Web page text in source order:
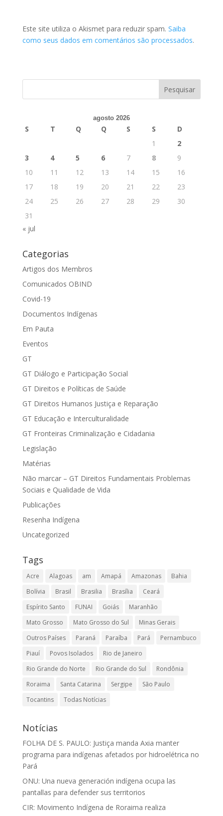
Este site utiliza o Akismet para reduzir spam. Saiba
como seus dados em comentários são processados.
agosto 2026
S T Q Q S S
D
1
2
3
4 5 6 7 8
9
10
11 12 13 14 15
16
17
18 19 20 21 22
23
24
25 26 27 28 29
30
31
« jul
Categorias
Artigos dos Membros
Comunicados OBIND
Covid-19
Documentos Indígenas
Em Pauta
Eventos
GT
GT Diálogo e Participação Social
GT Direitos e Políticas de Saúde
GT Direitos Humanos Justiça e Reparação
GT Educação e Interculturalidade
GT Fronteiras Criminalização e Cidadania
Legislação
Matérias
Não marcar – GT Direitos Fundamentais Problemas
Sociais e Qualidade de Vida
Publicações
Resenha Indígena
Uncategorized
Tags
Acre Alagoas am Amapá Amazonas
Bahia
Bolívia
Brasil Brasilia Brasília
Ceará
Espírito Santo
FUNAI Goiás
Maranhão
Mato Grosso
Mato Grosso do Sul
Minas Gerais
Outros Países
Paraná Paraíba Pará
Pernambuco
Piauí
Povos Isolados
Rio de Janeiro
Rio Grande do Norte
Rio Grande do Sul
Rondônia
Roraima
Santa Catarina Sergipe
São Paulo
Tocantins
Todas Notícias
Notícias
FOLHA DE S. PAULO: Justiça manda Axia manter
programa para indígenas afetados por hidroelétrica no
Pará
ONU: Una nueva generación indígena ocupa las
pantallas para defender sus territorios
CIR: Movimento Indígena de Roraima realiza